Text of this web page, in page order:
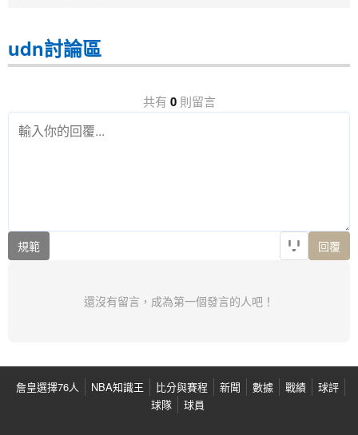
udn討論區
共有 0則留言
規範 回覆
還沒有留言，成為第一個發言的人吧！
詹皇選擇76人 NBA知識王 比分與賽程 新聞 數據 戰績
球評
球隊
球員